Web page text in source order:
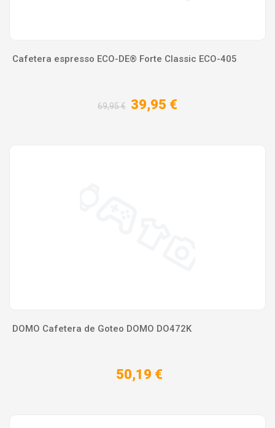
Cafetera espresso ECO-DE® Forte Classic ECO-405
69,95 € 39,95 €
DOMO Cafetera de Goteo DOMO DO472K
50,19 €